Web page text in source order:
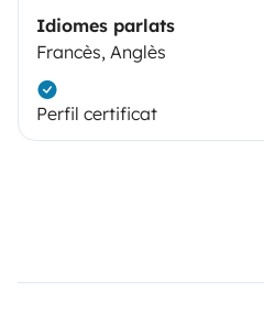
Idiomes parlats
Francès, Anglès
Perfil certificat